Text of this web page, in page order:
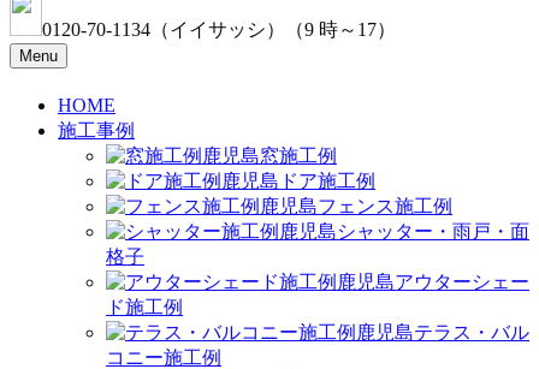
0120-70-1134 （イイサッシ） （9 時～17）
Menu
HOME
施工事例
窓施工例
ドア施工例
フェンス施工例
シャッター・雨戸・面
格子
アウターシェー
ド施工例
テラス・バル
コニー施工例